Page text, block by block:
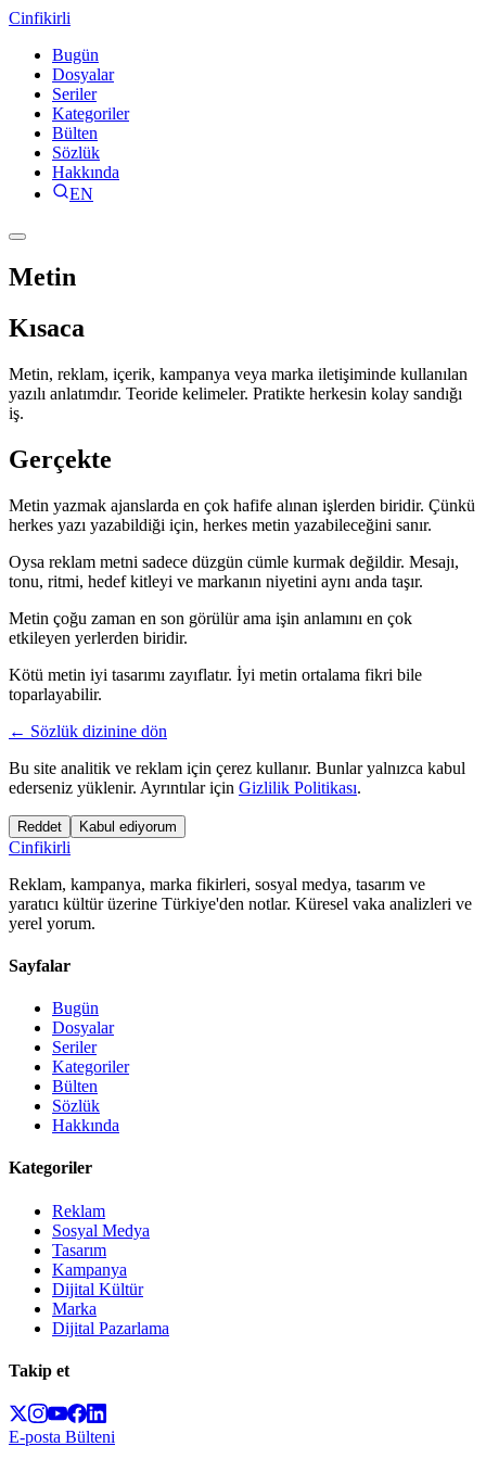
Cinfikirli
Bugün
Dosyalar
Seriler
Kategoriler
Bülten
Sözlük
Hakkında
EN
Metin
Kısaca
Metin, reklam, içerik, kampanya veya marka iletişiminde kullanılan
yazılı anlatımdır. Teoride kelimeler. Pratikte herkesin kolay sandığı
iş.
Gerçekte
Metin yazmak ajanslarda en çok hafife alınan işlerden biridir. Çünkü
herkes yazı yazabildiği için, herkes metin yazabileceğini sanır.
Oysa reklam metni sadece düzgün cümle kurmak değildir. Mesajı,
tonu, ritmi, hedef kitleyi ve markanın niyetini aynı anda taşır.
Metin çoğu zaman en son görülür ama işin anlamını en çok
etkileyen yerlerden biridir.
Kötü metin iyi tasarımı zayıflatır. İyi metin ortalama fikri bile
toparlayabilir.
← Sözlük dizinine dön
Bu site analitik ve reklam için çerez kullanır. Bunlar yalnızca kabul
ederseniz yüklenir. Ayrıntılar için Gizlilik Politikası.
Reddet Kabul ediyorum
Cinfikirli
Reklam, kampanya, marka fikirleri, sosyal medya, tasarım ve
yaratıcı kültür üzerine Türkiye'den notlar. Küresel vaka analizleri ve
yerel yorum.
Sayfalar
Bugün
Dosyalar
Seriler
Kategoriler
Bülten
Sözlük
Hakkında
Kategoriler
Reklam
Sosyal Medya
Tasarım
Kampanya
Dijital Kültür
Marka
Dijital Pazarlama
Takip et
E-posta Bülteni